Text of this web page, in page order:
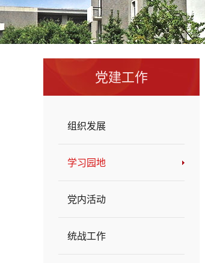
党建工作
组织发展
学习园地
党内活动
统战工作